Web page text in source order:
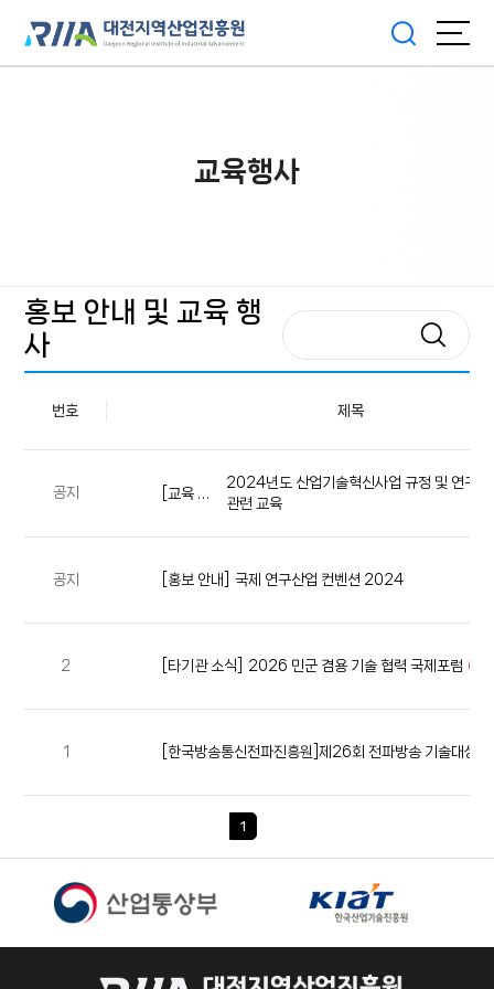
교육행사
홍보 안내 및 교육 행
사
번호 제목
공지
2024년도 산업기술혁신사업 규정 및 연구비
관련 교육
공지 [홍보 안내] 국제 연구산업 컨벤션 2024
2 [타기관 소식] 2026 민군 겸용 기술 협력 국제포럼
1
1